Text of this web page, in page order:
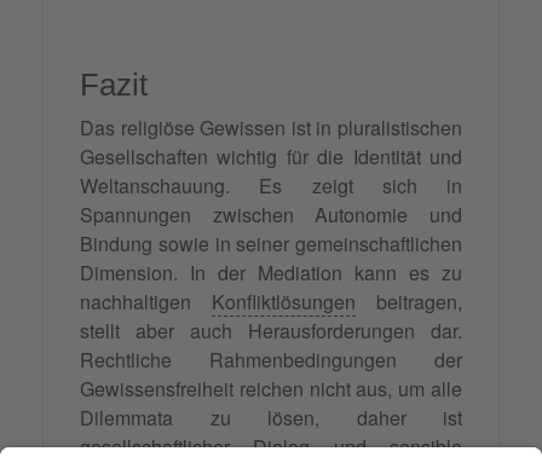
Fazit
Das religiöse Gewissen ist in pluralistischen
Gesellschaften wichtig für die Identität und
Weltanschauung. Es zeigt sich in
Spannungen zwischen Autonomie und
Bindung sowie in seiner gemeinschaftlichen
Dimension. In der Mediation kann es zu
nachhaltigen Konfliktlösungen beitragen,
stellt aber auch Herausforderungen dar.
Rechtliche Rahmenbedingungen der
Gewissensfreiheit reichen nicht aus, um alle
Dilemmata zu lösen, daher ist
gesellschaftlicher Dialog und sensible